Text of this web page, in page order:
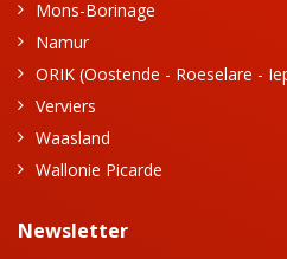
Mons-Borinage
Namur
ORIK (Oostende - Roeselare -
Verviers
Waasland
Wallonie Picarde
Newsletter